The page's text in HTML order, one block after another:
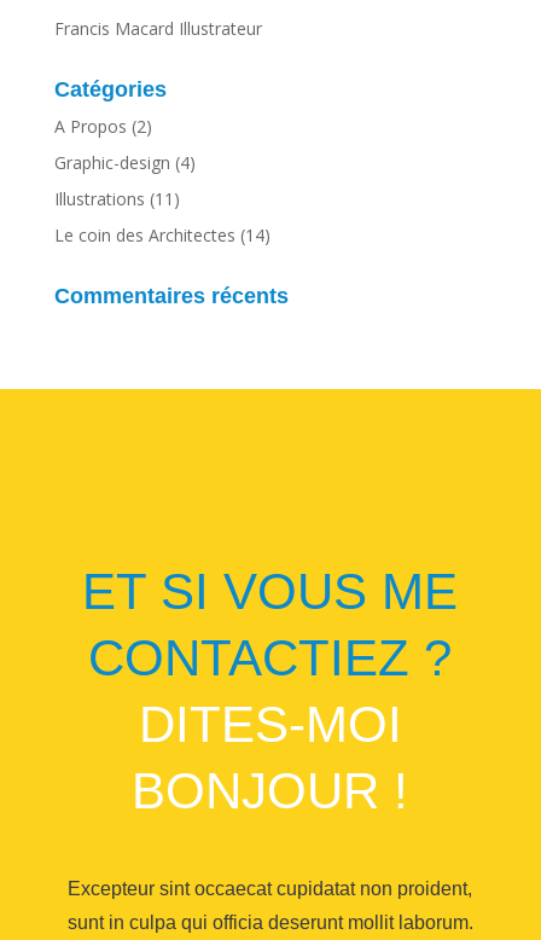
Francis Macard Illustrateur
Catégories
A Propos (2)
Graphic-design (4)
Illustrations (11)
Le coin des Architectes (14)
Commentaires récents
ET SI VOUS ME
CONTACTIEZ ?
DITES-MOI
BONJOUR !
Excepteur sint occaecat cupidatat non proident,
sunt in culpa qui officia deserunt mollit laborum.